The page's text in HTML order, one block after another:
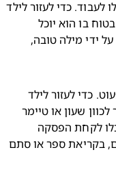
תנומה אחת או שתיים ביום, במהלכן תוכלו לעבוד. כדי לעזור לילד
ליהנות ממשחק עצמאי, צרו עבורו מרחב בטוח בו הוא יוכל
לשהות. תגמלו אותו על ששיחק יפה לבדו על ידי מילה טובה,
חשוב לשלב זמן עבודה וזמן איכות עם הפעוט. כדי לעזור לילד
להבין שזמן המשחק העצמאי נגמר, אפשר לכוון שעון או טיימר
בטלפון הנייד. במהלך הזמן המשותף, תוכלו לקחת הפסקה
ולבלות אתו יחד במשחק האהוב על שניכם, בקריאת ספר או סתם